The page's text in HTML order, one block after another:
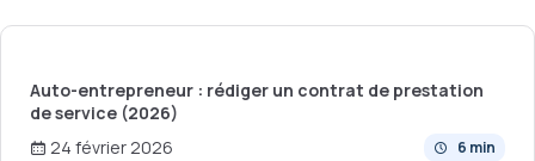
Auto-entrepreneur : rédiger un contrat de prestation
de service (2026)
6 min
24 février 2026